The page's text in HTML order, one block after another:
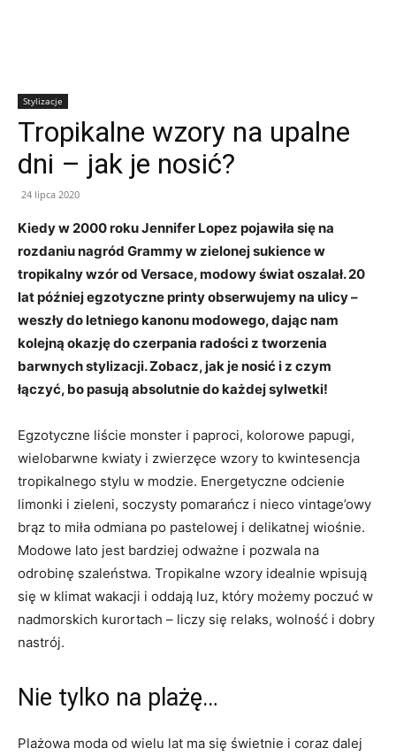
Stylizacje
Tropikalne wzory na upalne
dni – jak je nosić?
24 lipca 2020
Kiedy w 2000 roku Jennifer Lopez pojawiła się na
rozdaniu nagród Grammy w zielonej sukience w
tropikalny wzór od Versace, modowy świat oszalał. 20
lat później egzotyczne printy obserwujemy na ulicy –
weszły do letniego kanonu modowego, dając nam
kolejną okazję do czerpania radości z tworzenia
barwnych stylizacji. Zobacz, jak je nosić i z czym
łączyć, bo pasują absolutnie do każdej sylwetki!
Egzotyczne liście monster i paproci, kolorowe papugi,
wielobarwne kwiaty i zwierzęce wzory to kwintesencja
tropikalnego stylu w modzie. Energetyczne odcienie
limonki i zieleni, soczysty pomarańcz i nieco vintage’owy
brąz to miła odmiana po pastelowej i delikatnej wiośnie.
Modowe lato jest bardziej odważne i pozwala na
odrobinę szaleństwa. Tropikalne wzory idealnie wpisują
się w klimat wakacji i oddają luz, który możemy poczuć w
nadmorskich kurortach – liczy się relaks, wolność i dobry
nastrój.
Nie tylko na plażę…
Plażowa moda od wielu lat ma się świetnie i coraz dalej